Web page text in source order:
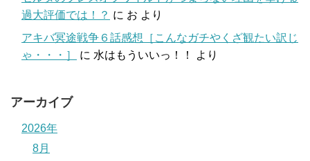
過大評価では！？ に お より
アキバ冥途戦争６話感想［こんなガチやくざ観たい訳じ
ゃ・・・］
に 水はもういいっ！！ より
アーカイブ
2026年
8月